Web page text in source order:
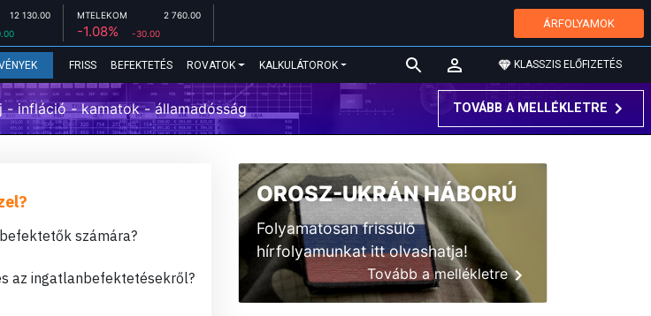
12 130.00 MTELEKOM 2 760.00
-1.08% -30.00
ÁRFOLYAMOK
FRISS BEFEKTETÉS ROVATOK KALKULÁTOROK KLASSZIS ELŐFIZETÉS
- infláció - kamatok - államadósság TOVÁBB A MELLÉKLETRE
számára?
az ingatlanbefektetésekről?
OROSZ-UKRÁN HÁBORÚ
Folyamatosan frissülő
hírfolyamunkat itt olvashatja!
Tovább a mellékletre